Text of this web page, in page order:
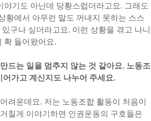
기도 아닌데 당황스럽더라고요. 그래도
황에서 아무런 말도 꺼내지 못하는 스스
구나 싶더라고요. 이런 상황을 겪고 나니
확 들어왔어요.
드는 일을 멈추지 않는 것 같아요. 노동조
가고 계신지도 나누어 주세요.
려운데요. 저는 노동조합 활동이 처음이
칠게 이야기하면 인권운동의 구호들은